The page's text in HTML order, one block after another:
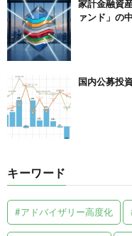
家計金融資
ァンド」の
国内公募投
キーワード
#アドバイザリー高度化